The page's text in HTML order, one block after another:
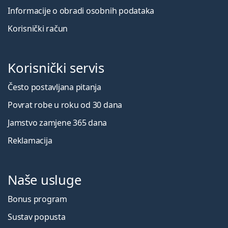
Informacije o obradi osobnih podataka
Korisnički račun
Korisnički servis
Često postavljana pitanja
Povrat robe u roku od 30 dana
Jamstvo zamjene 365 dana
Reklamacija
Naše usluge
Bonus program
Sustav popusta